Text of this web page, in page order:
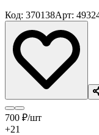
Код: 370138Арт:
700 ₽/шт
+21